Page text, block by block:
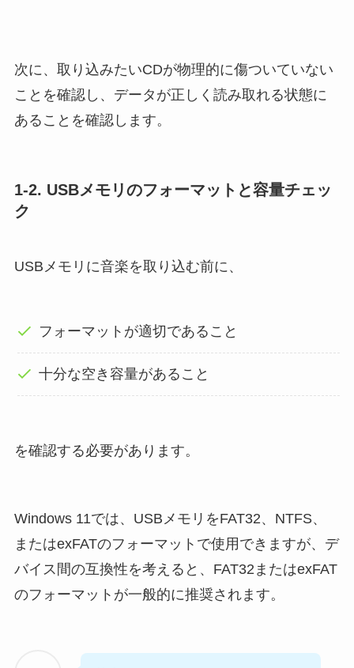
次に、取り込みたいCDが物理的に傷ついていない
ことを確認し、データが正しく読み取れる状態に
あることを確認します。
1-2. USBメモリのフォーマットと容量チェッ
ク
USBメモリに音楽を取り込む前に、
フォーマットが適切であること
十分な空き容量があること
を確認する必要があります。
Windows 11では、USBメモリをFAT32、NTFS、
またはexFATのフォーマットで使用できますが、デ
バイス間の互換性を考えると、FAT32またはexFAT
のフォーマットが一般的に推奨されます。